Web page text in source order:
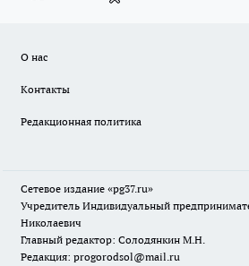
О нас
Контакты
Редакционная политика
Сетевое издание «pg37.ru»
Учредитель Индивидуальный
Николаевич
Главный редактор: Солодянкин М.Н.
Редакция: progorodsol@mail.ru